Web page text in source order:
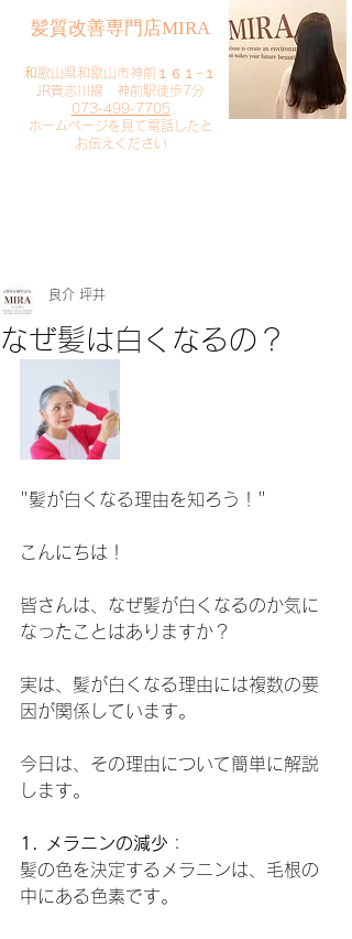
​髪質改善専門店MIRA
​和歌山県和歌山市神前１６１−１
JR貴志川線 神前駅徒歩7分
073-499-7705
​ホームページを見て電話したと
お伝えください
なぜ髪は白くなるの？
良介 坪井
"髪が白くなる理由を知ろう！"
こんにちは！
皆さんは、なぜ髪が白くなるのか気に
なったことはありますか？
実は、髪が白くなる理由には複数の要
因が関係しています。
今日は、その理由について簡単に解説
します。
1. メラニンの減少 ：
髪の色を決定するメラニンは、毛根の
中にある色素です。